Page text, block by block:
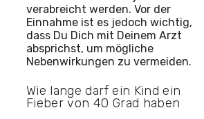
verabreicht werden. Vor der
Einnahme ist es jedoch wichtig,
dass Du Dich mit Deinem Arzt
absprichst, um mögliche
Nebenwirkungen zu vermeiden.
Wie lange darf ein Kind ein
Fieber von 40 Grad haben